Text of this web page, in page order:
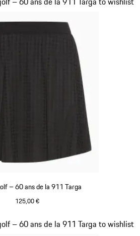
– 60 ans de la 911 Targa
125,00 €
– 60 ans de la 911 Targa to wishlist